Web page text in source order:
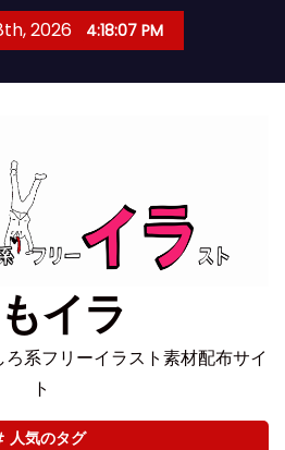
2026 4:18:08 PM
イラ
系フリーイラスト素材配布サイ
ト
人気のタグ